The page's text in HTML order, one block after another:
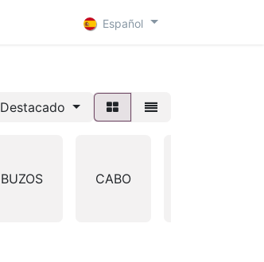
Español
Destacado
BUZOS CABO